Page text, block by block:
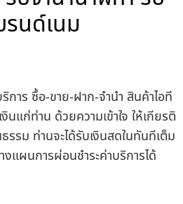
รนด์เนม
าร ซื้อ-ขาย-ฝาก-จำนำ สินค้าไอที
นแก่ท่าน ด้วยความเข้าใจ ให้เกียรติ
รรม ท่านจะได้รับเงินสดในทันทีเต็ม
แผนการผ่อนชำระค่าบริการได้